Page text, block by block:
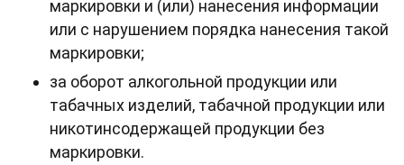
маркировки и (или) нанесения информации
или с нарушением порядка нанесения такой
маркировки;
за оборот алкогольной продукции или
табачных изделий, табачной продукции или
никотинсодержащей продукции без
маркировки.